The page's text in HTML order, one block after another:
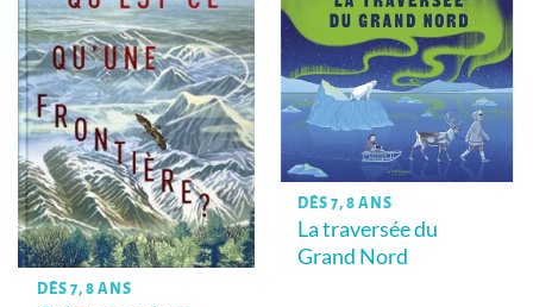
DÈS 7, 8 ANS
DÈS 7, 8 ANS
La traversée du
Grand Nord